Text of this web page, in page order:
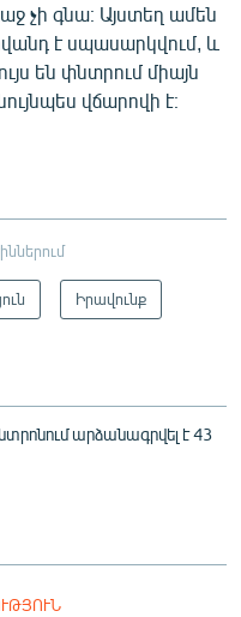
չի գնա։ Այստեղ ամեն
է սպասարկվում, և
են փնտրում միայն
վճարովի է։
Իրավունք
արձանագրվել է 43